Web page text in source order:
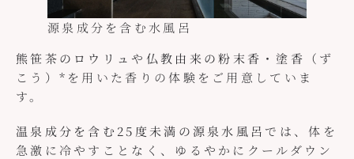
源泉成分を含む水風呂
熊笹茶のロウリュ や 仏教由来の粉末香・塗香 （ず
こう）*を用いた香りの体験をご用意していま
す。
温泉成分を含む25度未満の源泉水風呂 では、体を
急激に冷やすことなく、ゆるやかにクールダウン